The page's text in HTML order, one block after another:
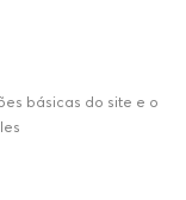
básicas do site e o